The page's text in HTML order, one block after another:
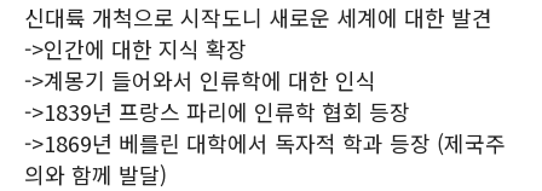
신대륙 개척으로 시작도니 새로운 세계에 대한 발견
->인간에 대한 지식 확장
->계몽기 들어와서 인류학에 대한 인식
->1839년 프랑스 파리에 인류학 협회 등장
->1869년 베를린 대학에서 독자적 학과 등장 (제국주
의와 함께 발달)